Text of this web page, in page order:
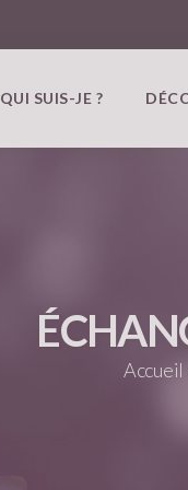
QUI SUIS-JE ?
Accueil